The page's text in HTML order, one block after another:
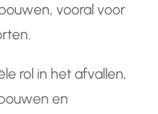
vooral voor
rol in het afvallen,
en